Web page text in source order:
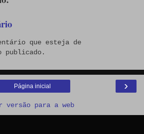
que esteja de
publicado.
›
Página inicial
versão para a web